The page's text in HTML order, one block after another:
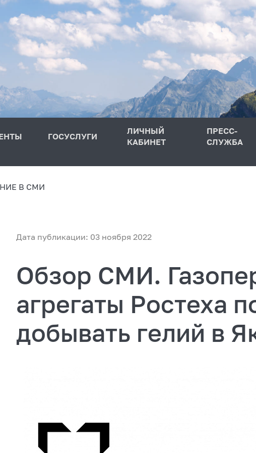
ГОСУСЛУГИ
ЛИЧНЫЙ
КАБИНЕТ
ПРЕСС-
СЛУЖБА
В СМИ
Дата публикации: 03 ноября 2022
Обзор СМИ.
агрегаты Ростеха
добывать гелий в